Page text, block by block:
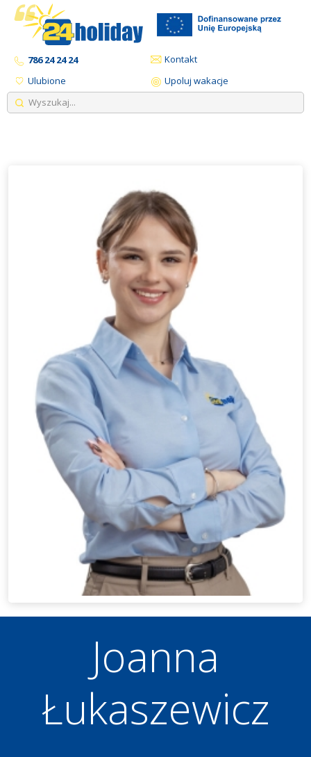
786 24 24 24
Kontakt
Ulubione
Upoluj wakacje
Joanna
Łukaszewicz